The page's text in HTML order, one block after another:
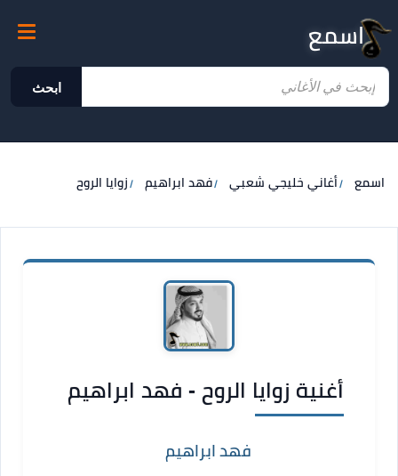
اسمع
ابحث
اسمع أغاني خليجي شعبي فهد ابراهيم زوايا الروح
أغنية زوايا الروح - فهد ابراهيم
فهد ابراهيم